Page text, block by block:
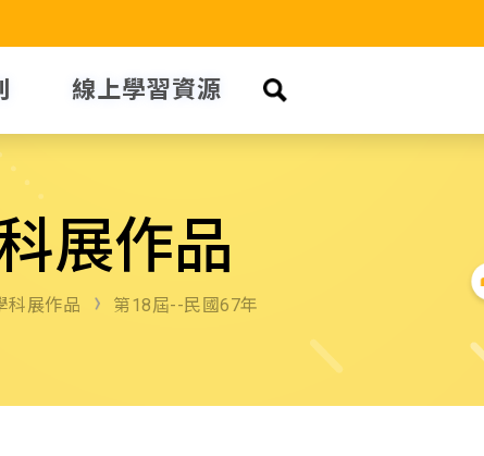
線上學習資源
展作品
科展作品 第18屆--民國67年